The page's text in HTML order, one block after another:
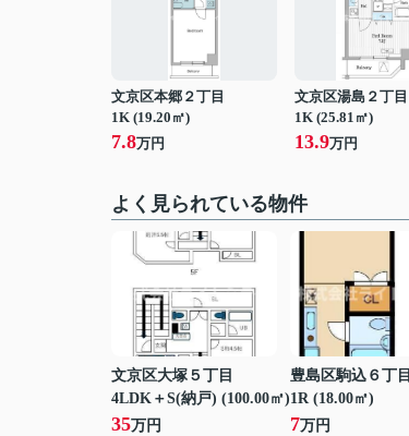
文京区本郷２丁目
1K (19.20㎡)
7.8万円
文京区湯島２丁目
1K (25.81㎡)
13.9万円
よく見られている物件
文京区大塚５丁目
4LDK＋S(納戸) (100.00㎡)
35万円
豊島区駒込６丁目
1R (18.00㎡)
7万円